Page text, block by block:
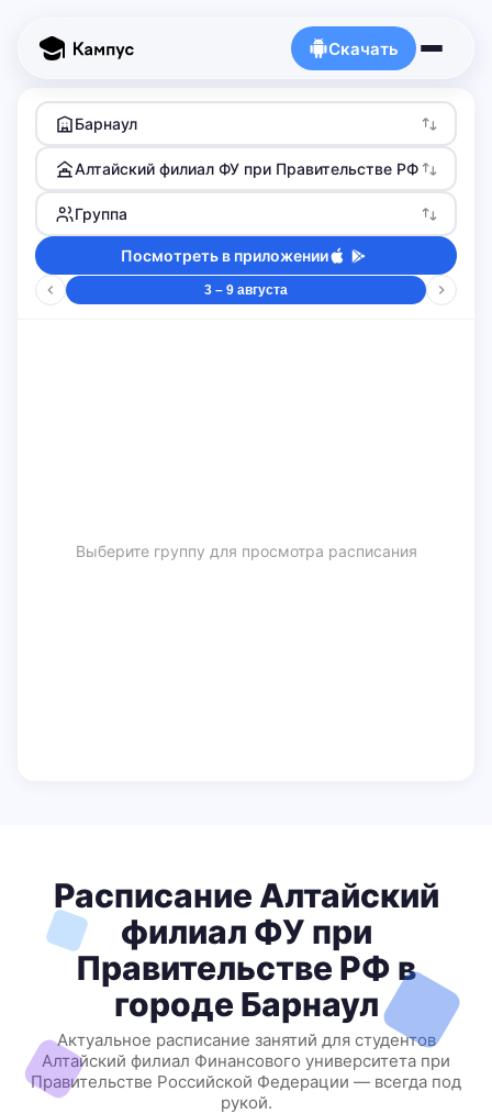
Скачать
Барнаул
Алтайский филиал ФУ при Правительстве РФ
Группа
Посмотреть в приложении
3 – 9 августа
Выберите группу для просмотра расписания
Расписание Алтайский
филиал ФУ при
Правительстве РФ в
городе Барнаул
Актуальное расписание занятий для студентов
Алтайский филиал Финансового университета при
Правительстве Российской Федерации — всегда под
рукой.